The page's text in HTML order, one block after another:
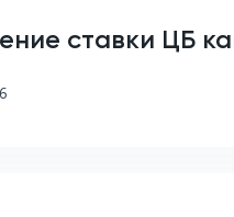
ставки ЦБ